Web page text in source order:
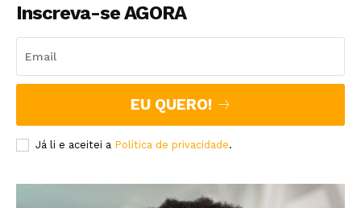
Inscreva-se AGORA
EU QUERO!
Já li e aceitei a Política de privacidade.